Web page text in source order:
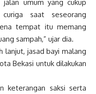
jalan umum yang cukup
saat seseorang
tempat itu memang
sampah,” ujar dia.
lanjut, jasad bayi malang
Bekasi untuk dilakukan
keterangan saksi serta